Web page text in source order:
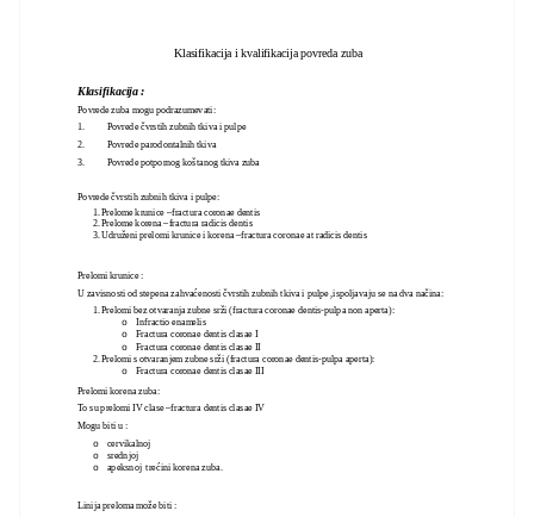
Klasifikacija i kvalifikacija povreda zuba
Klasifikacija :
Povrede zuba mogu podrazumevati:
1.
Povrede čvrstih zubnih tkiva i pulpe
2.
Povrede parodontalnih tkiva
3. Povrede potpornog koštanog tkiva zuba
Povrede čvrstih zubnih tkiva i pulpe:
1. Prelome krunice –fractura coronae dentis
2. Prelome korena –fractura radicis dentis
3. Udruženi prelomi krunice i korena –fractura coronae at radicis dentis
Prelomi krunice :
U zavisnosti od stepena zahvaćenosti čvrstih zubnih tkiva i pulpe ,ispoljavaju se na dva načina:
1. Prelomi bez otvaranja zubne srži (fractura coronae dentis-pulpa non aperta):
o
Infractio enamelis
o
Fractura coronae dentis clasae I
o
Fractura coronae dentis clasae II
2. Prelomi s otvaranjem zubne srži (fractura coronae dentis-pulpa aperta):
o Fractura coronae dentis clasae III
Prelomi korena zuba:
To su prelomi IV clase –fractura dentis clasae IV
Mogu biti u :
o
cervikalnoj
o
srednjoj
o apeksnoj trećini korena zuba.
Linija preloma može biti :